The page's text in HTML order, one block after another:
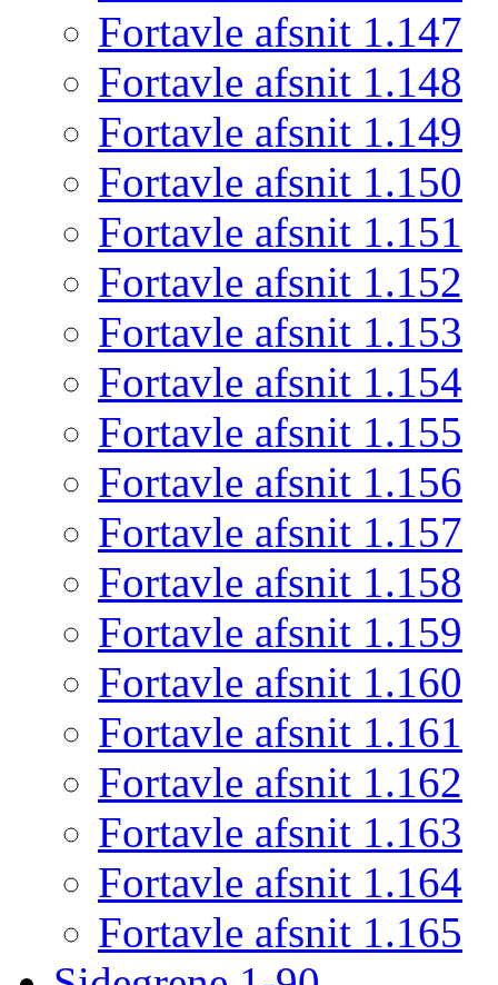
Fortavle afsnit 1.147
Fortavle afsnit 1.148
Fortavle afsnit 1.149
Fortavle afsnit 1.150
Fortavle afsnit 1.151
Fortavle afsnit 1.152
Fortavle afsnit 1.153
Fortavle afsnit 1.154
Fortavle afsnit 1.155
Fortavle afsnit 1.156
Fortavle afsnit 1.157
Fortavle afsnit 1.158
Fortavle afsnit 1.159
Fortavle afsnit 1.160
Fortavle afsnit 1.161
Fortavle afsnit 1.162
Fortavle afsnit 1.163
Fortavle afsnit 1.164
Fortavle afsnit 1.165